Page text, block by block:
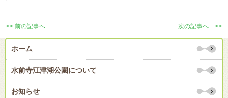
<< 前の記事へ 次の記事へ >>
ホーム
水前寺江津湖公園について
お知らせ